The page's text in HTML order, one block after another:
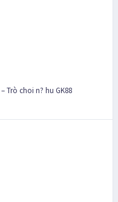
– Trò choi n? hu GK88